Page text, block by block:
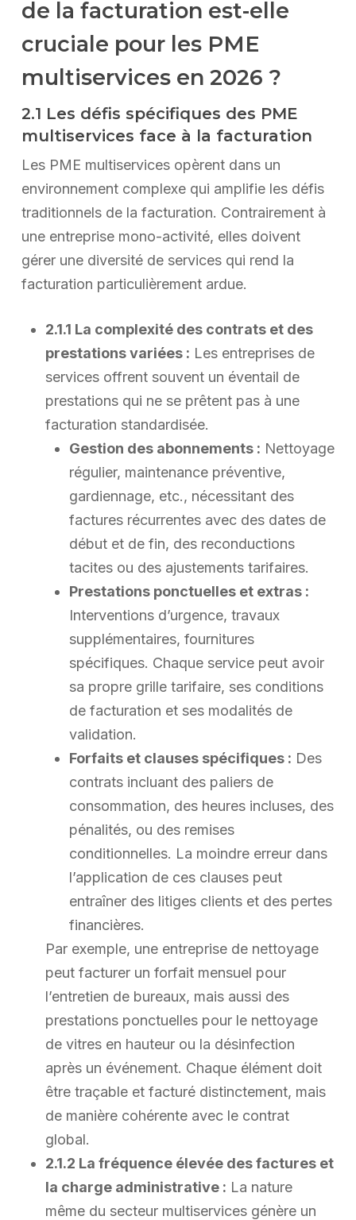
de la facturation est-elle
cruciale pour les PME
multiservices en 2026 ?
2.1 Les défis spécifiques des PME
multiservices face à la facturation
Les PME multiservices opèrent dans un
environnement complexe qui amplifie les défis
traditionnels de la facturation. Contrairement à
une entreprise mono-activité, elles doivent
gérer une diversité de services qui rend la
facturation particulièrement ardue.
2.1.1 La complexité des contrats et des
prestations variées : Les entreprises de
services offrent souvent un éventail de
prestations qui ne se prêtent pas à une
facturation standardisée.
Gestion des abonnements : Nettoyage
régulier, maintenance préventive,
gardiennage, etc., nécessitant des
factures récurrentes avec des dates de
début et de fin, des reconductions
tacites ou des ajustements tarifaires.
Prestations ponctuelles et extras :
Interventions d’urgence, travaux
supplémentaires, fournitures
spécifiques. Chaque service peut avoir
sa propre grille tarifaire, ses conditions
de facturation et ses modalités de
validation.
Forfaits et clauses spécifiques : Des
contrats incluant des paliers de
consommation, des heures incluses, des
pénalités, ou des remises
conditionnelles. La moindre erreur dans
l’application de ces clauses peut
entraîner des litiges clients et des pertes
financières.
Par exemple, une entreprise de nettoyage
peut facturer un forfait mensuel pour
l’entretien de bureaux, mais aussi des
prestations ponctuelles pour le nettoyage
de vitres en hauteur ou la désinfection
après un événement. Chaque élément doit
être traçable et facturé distinctement, mais
de manière cohérente avec le contrat
global.
2.1.2 La fréquence élevée des factures et
la charge administrative : La nature
même du secteur multiservices génère un